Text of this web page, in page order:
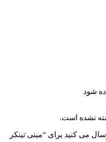
شود
نشده است.
می کنید برای “مینی تینکر